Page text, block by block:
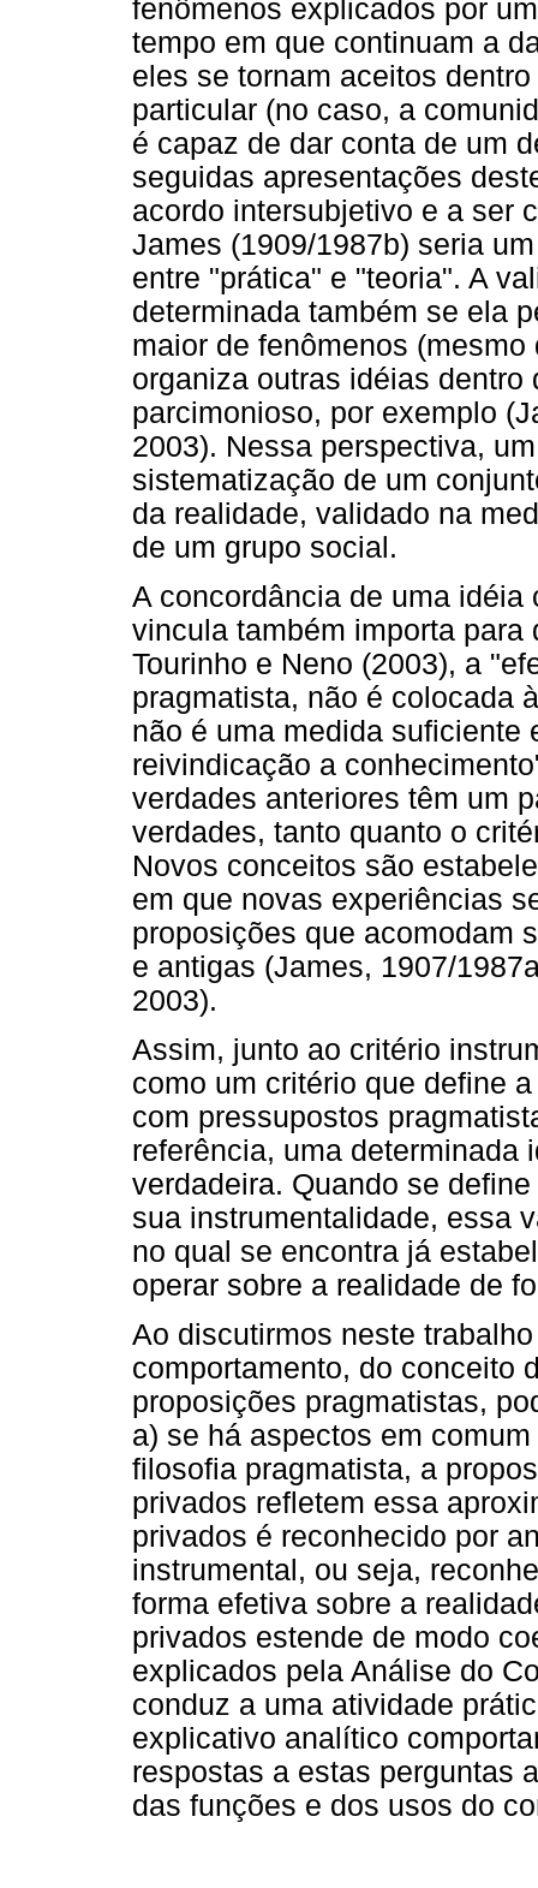
fenômenos explicados por
tempo em que continuam a
eles se tornam aceitos
particular (no caso, a
é capaz de dar conta de um
seguidas apresentações
acordo intersubjetivo e a ser
James (1909/1987b) seria
entre "prática" e "teoria". A
determinada também se ela
maior de fenômenos
organiza outras idéias
parcimonioso, por exemplo
2003). Nessa perspectiva,
sistematização de um
da realidade, validado na
de um grupo social.
A concordância de uma
vincula também importa
Tourinho e Neno (2003), a
pragmatista, não é colocada
não é uma medida suficiente
reivindicação a
verdades anteriores têm um
verdades, tanto quanto o
Novos conceitos são
em que novas experiências
proposições que acomodam
e antigas (James, 1907/
2003).
Assim, junto ao critério
como um critério que define
com pressupostos
referência, uma determinada
verdadeira. Quando se
sua instrumentalidade, essa
no qual se encontra já
operar sobre a realidade de
Ao discutirmos neste
comportamento, do conceito
proposições pragmatistas,
a) se há aspectos em
filosofia pragmatista, a
privados refletem essa
privados é reconhecido por
instrumental, ou seja,
forma efetiva sobre a
privados estende de modo
explicados pela Análise do
conduz a uma atividade
explicativo analítico
respostas a estas perguntas
das funções e dos usos do